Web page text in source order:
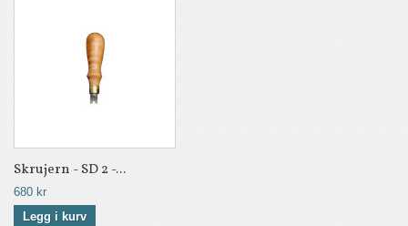
Skrujern - SD 2 -...
680 kr
Legg i kurv